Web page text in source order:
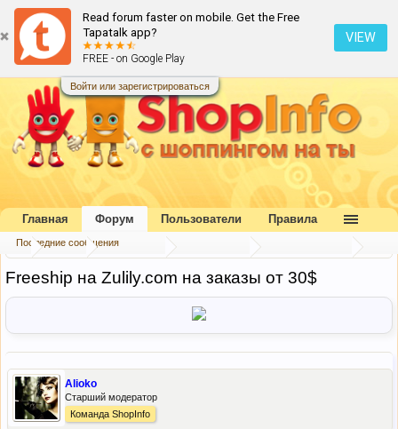
Read forum faster on mobile. Get the Free
Tapatalk app?
FREE - on Google Play
VIEW
Войти или зарегистрироваться
... Форум Наш форум
Freeship на Zulily.com на заказы от 30$
Alioko
Старший модератор
Команда ShopInfo
Главная Форум
Последние сообщения
Пользователи Правила